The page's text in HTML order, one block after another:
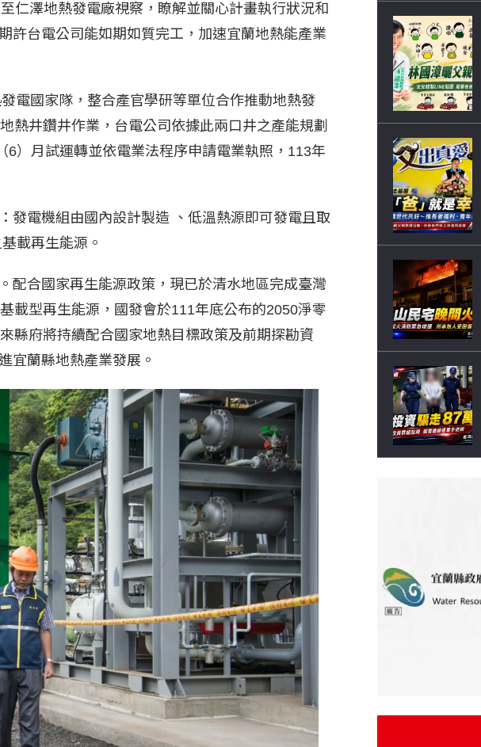
仁澤地熱發電廠視察，瞭解並關心計畫執行狀況和
許台電公司能如期如質完工，加速宜蘭地熱能產業
電國家隊，整合產官學研等單位合作推動地熱發
熱井鑽井作業，台電公司依據此兩口井之產能規劃
）月試運轉並依電業法程序申請電業執照，113年
發電機組由國內設計製造 、低溫熱源即可發電且取
載再生能源。
配合國家再生能源政策，現已於清水地區完成臺灣
載型再生能源，國發會於111年底公布的2050淨零
縣府將持續配合國家地熱目標政策及前期探勘資
宜蘭縣地熱產業發展。